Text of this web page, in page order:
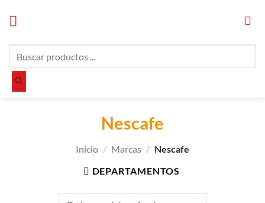
productos
Nescafe
Inicio / Marcas / Nescafe
DEPARTAMENTOS